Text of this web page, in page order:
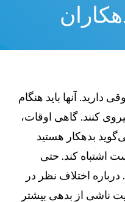
آنها باید هنگام
کنند. گاهی اوقات،
بدهکار هستید
کند. حتی
اختلاف نظر در
از بدهی بیشتر